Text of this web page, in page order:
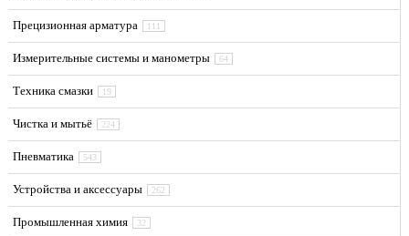
Прецизионная арматура 111
Измерительные системы и манометры 64
Техника смазки 19
Чистка и мытьё 224
Пневматика 543
Устройства и аксессуары 262
Промышленная химия 32